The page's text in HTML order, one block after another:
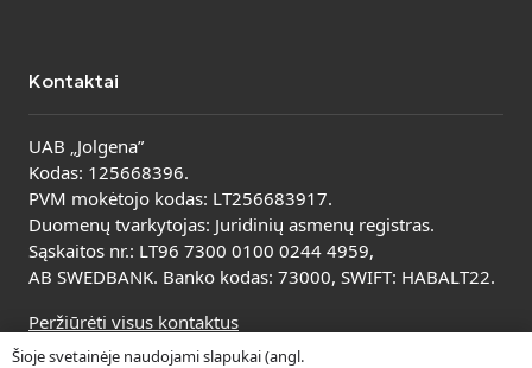
Kontaktai
UAB „Jolgena”
Kodas: 125668396.
PVM mokėtojo kodas: LT256683917.
Duomenų tvarkytojas: Juridinių asmenų registras.
Sąskaitos nr.: LT96 7300 0100 0244 4959,
AB SWEDBANK. Banko kodas: 73000, SWIFT: HABALT22.
Peržiūrėti visus kontaktus
Šioje svetainėje naudojami slapukai (angl.